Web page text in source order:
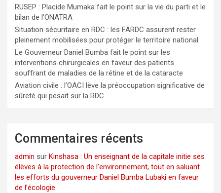
RUSEP : Placide Mumaka fait le point sur la vie du parti et le
bilan de l’ONATRA
Situation sécuritaire en RDC : les FARDC assurent rester
pleinement mobilisées pour protéger le territoire national
Le Gouverneur Daniel Bumba fait le point sur les
interventions chirurgicales en faveur des patients
souffrant de maladies de la rétine et de la cataracte
Aviation civile : l’OACI lève la préoccupation significative de
sûreté qui pesait sur la RDC
Commentaires récents
admin sur Kinshasa : Un enseignant de la capitale initie ses
élèves à la protection de l’environnement, tout en saluant
les efforts du gouverneur Daniel Bumba Lubaki en faveur
de l’écologie